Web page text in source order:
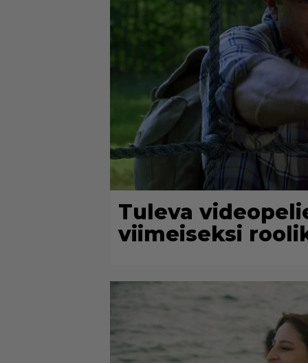
Tuleva
viimeiseksi